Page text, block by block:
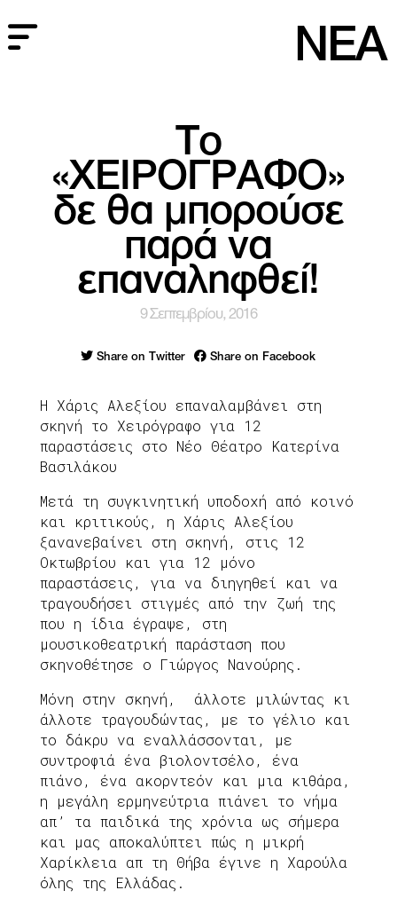
NEA
Το
«ΧΕΙΡΟΓΡΑΦΟ»
δε θα μπορούσε
παρά να
επαναληφθεί!
9 Σεπτεμβρίου, 2016
Share on Twitter Share on Facebook
Η Χάρις Αλεξίου επαναλαμβάνει στη
σκηνή το Χειρόγραφο για 12
παραστάσεις στο Νέο Θέατρο Κατερίνα
Βασιλάκου
Μετά τη συγκινητική υποδοχή από κοινό
και κριτικούς, η Χάρις Αλεξίου
ξανανεβαίνει στη σκηνή, στις 12
Οκτωβρίου και για 12 μόνο
παραστάσεις, για να διηγηθεί και να
τραγουδήσει στιγμές από την ζωή της
που η ίδια έγραψε, στη
μουσικοθεατρική παράσταση που
σκηνοθέτησε ο Γιώργος Νανούρης.
Μόνη στην σκηνή, άλλοτε μιλώντας κι
άλλοτε τραγουδώντας, με το γέλιο και
το δάκρυ να εναλλάσσονται, με
συντροφιά ένα βιολοντσέλο, ένα
πιάνο, ένα ακορντεόν και μια κιθάρα,
η μεγάλη ερμηνεύτρια πιάνει το νήμα
απ’ τα παιδικά της χρόνια ως σήμερα
και μας αποκαλύπτει πώς η μικρή
Χαρίκλεια απ τη Θήβα έγινε η Χαρούλα
όλης της Ελλάδας.